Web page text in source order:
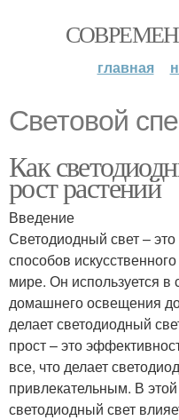
главная
Световой
Как
рост растений
Введение
Светодиодный свет –
способов
мире. Он используется в
домашнего освещения
делает светодиодный
прост – это
все, что делает
привлекательным. В
светодиодный свет